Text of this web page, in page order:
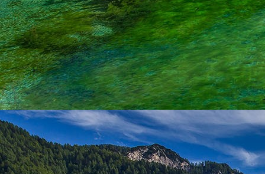
JÁNOS-NAPI HANGULAT
A világ szépséges ragyogása -
Lelkem mélyéről - arra kényszerít,
Késztessem kozmikus
Életem isteni képességeit:
Hogy saját lényemet elhagyjam,
S bizakodva keressem önmagam
A kozmikus hő- és fényáradatban.
13. hét
És szárnyalván érzéki
Lelkem mélységeiben is fellobban,
S az isteni igazság szava szól
A szellem tüzének világából:
Szellemi alapjaidhoz eljutva ismerd
Hogy rokonságban állsz a